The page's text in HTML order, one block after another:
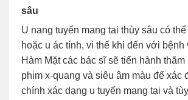
sâu
U nang tuyến mang tai thùy sâu có
hoặc u ác tính, vì thế khi đến với bệnh
Hàm Mặt các bác sĩ sẽ tiến hành thăm
phim x-quang và siêu âm màu để xác
chính xác dạng u tuyến mang tại và